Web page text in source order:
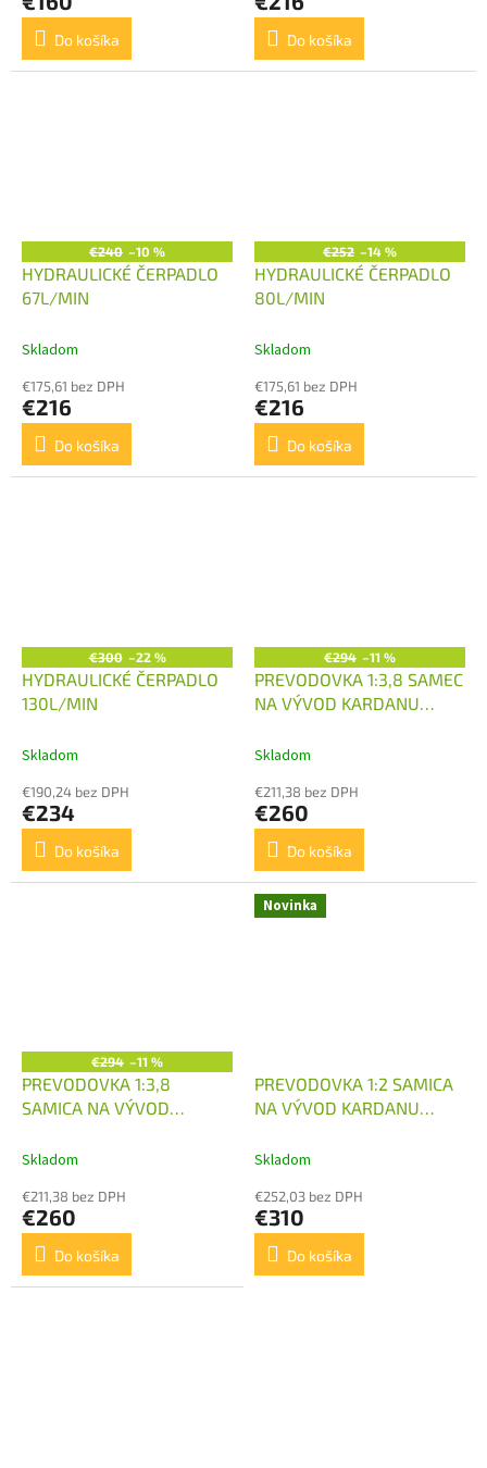
Do košíka Do košíka
€240 –10 %
HYDRAULICKÉ ČERPADLO
67L/MIN
Skladom
€175,61 bez DPH
€216
Do košíka
€252 –14 %
HYDRAULICKÉ ČERPADLO
80L/MIN
Skladom
€175,61 bez DPH
€216
Do košíka
€300 –22 %
HYDRAULICKÉ ČERPADLO
130L/MIN
Skladom
€190,24 bez DPH
€234
Do košíka
€294 –11 %
PREVODOVKA 1:3,8 SAMEC
NA VÝVOD KARDANU
Skladom
€211,38 bez DPH
€260
Do košíka
€294 –11 %
PREVODOVKA 1:3,8
SAMICA NA VÝVOD
Skladom
€211,38 bez DPH
€260
Do košíka
Novinka
PREVODOVKA 1:2 SAMICA
NA VÝVOD KARDANU
Skladom
€252,03 bez DPH
€310
Do košíka